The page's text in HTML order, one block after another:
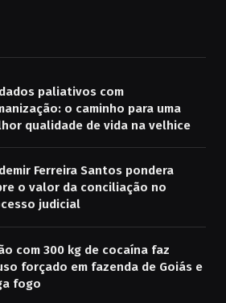
paliativos com
o caminho para uma
qualidade de vida na velhice
Ferreira Santos pondera
o valor da conciliação no
judicial
com 300 kg de cocaína faz
forçado em fazenda de Goiás e
fogo